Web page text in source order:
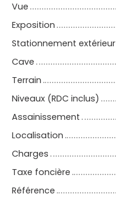
Vue
Exposition
Stationnement extérieur
Cave
Terrain
Niveaux (RDC inclus)
Assainissement
Localisation
Charges
Taxe foncière
Référence